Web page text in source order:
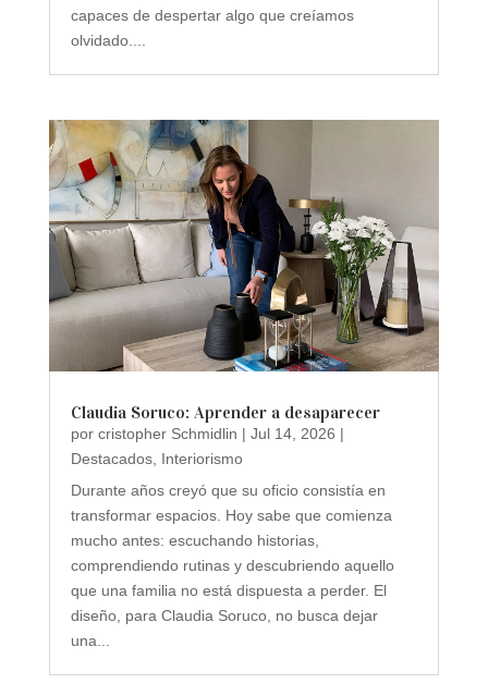
capaces de despertar algo que creíamos
olvidado....
Claudia Soruco: Aprender a desaparecer
por cristopher Schmidlin | Jul 14, 2026 |
Destacados, Interiorismo
Durante años creyó que su oficio consistía en
transformar espacios. Hoy sabe que comienza
mucho antes: escuchando historias,
comprendiendo rutinas y descubriendo aquello
que una familia no está dispuesta a perder. El
diseño, para Claudia Soruco, no busca dejar
una...